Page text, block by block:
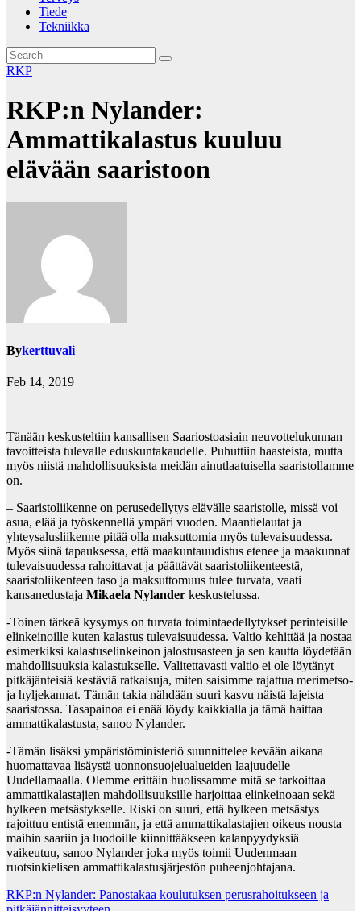
Tiede
Tekniikka
RKP
RKP:n Nylander:
Ammattikalastus kuuluu
elävään saaristoon
Bykerttuvali
Feb 14, 2019
Tänään keskusteltiin kansallisen Saariostoasiain neuvottelukunnan
tavoitteista tulevalle eduskuntakaudelle. Puhuttiin haasteista, mutta
myös niistä mahdollisuuksista meidän ainutlaatuisella saaristollamme
on.
– Saaristoliikenne on perusedellytys elävälle saaristolle, missä voi
asua, elää ja työskennellä ympäri vuoden. Maantielautat ja
yhteysalusliikenne pitää olla maksuttomia myös tulevaisuudessa.
Myös siinä tapauksessa, että maakuntauudistus etenee ja maakunnat
tulevaisuudessa rahoittavat ja päättävät saaristoliikenteestä,
saaristoliikenteen taso ja maksuttomuus tulee turvata, vaati
kansanedustaja Mikaela Nylander keskustelussa.
-Toinen tärkeä kysymys on turvata toimintaedellytykset perinteisille
elinkeinoille kuten kalastus tulevaisuudessa. Valtio kehittää ja nostaa
esimerkiksi kalastuselinkeinon jalostusasteen ja sen kautta löydetään
mahdollisuuksia kalastukselle. Valitettavasti valtio ei ole löytänyt
pitkäjänteisiä kestäviä ratkaisuja, miten saisimme rajattua merimetso-
ja hyljekannat. Tämän takia nähdään suuri kasvu näistä lajeista
saaristossa. Tasapainoa ei enää löydy kaikkialla ja tämä haittaa
ammattikalastusta, sanoo Nylander.
-Tämän lisäksi ympäristöministeriö suunnittelee kevään aikana
huomattavaa lisäystä uonnonsuojelualueiden laajuudelle
Uudellamaalla. Olemme erittäin huolissamme mitä se tarkoittaa
ammattikalastajien mahdollisuuksille harjoittaa elinkeinoaan sekä
hylkeen metsästykselle. Riski on suuri, että hylkeen metsästys
rajoittuu entistä enemmän, ja että ammattikalastajien oikeus nousta
maihin saariin ja luodoille kiinnittääkseen kalanpyydyksiä
vaikeutuu, sanoo Nylander joka myös toimii Uudenmaan
ruotsinkielisen ammattikalastusjärjestön puheenjohtajana.
Post
RKP:n Nylander: Panostakaa koulutuksen perusrahoitukseen ja